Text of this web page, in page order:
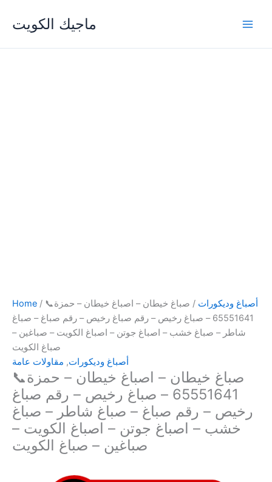
content
ماجيك الكويت
Home / أصباغ وديكورات / صباغ خيطان – اصباغ خيطان – حمزة📞
65551641 – صباغ رخيص – رقم صباغ رخيص – رقم صباغ – صباغ
شاطر – صباغ خشب – اصباغ جوتن – اصباغ الكويت – صباغين –
صباغ الكويت
أصباغ وديكورات, مقاولات عامة
صباغ خيطان – اصباغ خيطان – حمزة📞
65551641 – صباغ رخيص – رقم صباغ
رخيص – رقم صباغ – صباغ شاطر – صباغ
خشب – اصباغ جوتن – اصباغ الكويت –
صباغين – صباغ الكويت